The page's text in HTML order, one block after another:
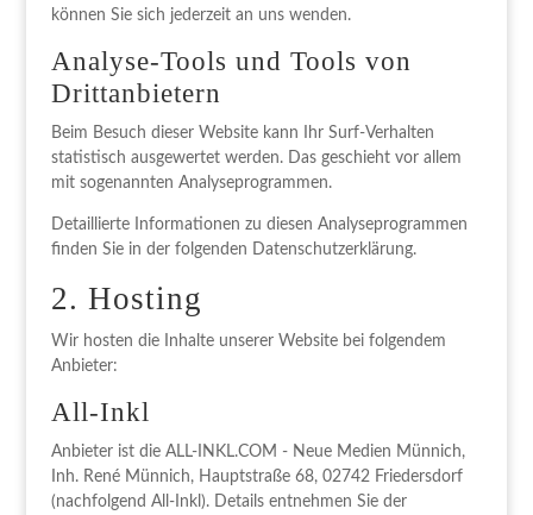
können Sie sich jederzeit an uns wenden.
Analyse-Tools und Tools von
Dritt­anbietern
Beim Besuch dieser Website kann Ihr Surf-Verhalten
statistisch ausgewertet werden. Das geschieht vor allem
mit sogenannten Analyseprogrammen.
Detaillierte Informationen zu diesen Analyseprogrammen
finden Sie in der folgenden Datenschutzerklärung.
2. Hosting
Wir hosten die Inhalte unserer Website bei folgendem
Anbieter:
All-Inkl
Anbieter ist die ALL-INKL.COM - Neue Medien Münnich,
Inh. René Münnich, Hauptstraße 68, 02742 Friedersdorf
(nachfolgend All-Inkl). Details entnehmen Sie der